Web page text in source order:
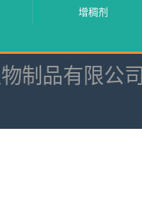
增稠剂
制品有限公司